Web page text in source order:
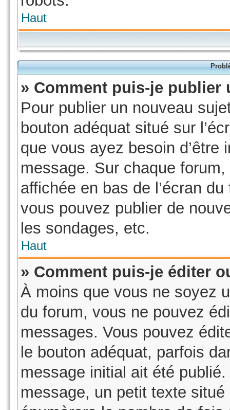
Haut
» Comment puis-je
Pour publier un nouveau
bouton adéquat situé sur
que vous ayez besoin
message. Sur chaque
affichée en bas de l’écran
vous pouvez publier de
les sondages, etc.
Haut
» Comment puis-je éditer
À moins que vous ne soyez
du forum, vous ne pouvez
messages. Vous pouvez
le bouton adéquat, parfois
message initial ait été
message, un petit texte